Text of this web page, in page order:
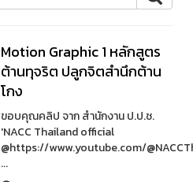
Motion Graphic 1 หลักสูตร
ต้านทุจริต ปลูกจิตสำนึกต้าน
โกง
ขอบคุณคลิป จาก สํานักงาน ป.ป.ช.
'NACC Thailand official
@https://www.youtube.com/
...